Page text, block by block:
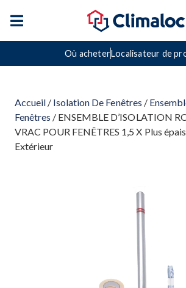
Où acheterLocalisateur de
Accueil / Isolation De Fenêtres /
Fenêtres / ENSEMBLE D’ISOLATION
VRAC POUR FENÊTRES 1,5 X Plus
Extérieur